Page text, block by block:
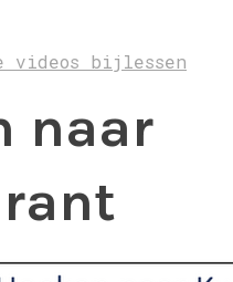
videos bijlessen
naar